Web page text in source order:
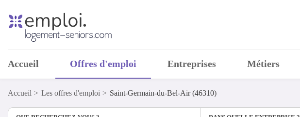
Accueil Offres d'emploi Entreprises Métiers
Accueil Les offres d'emploi Saint-Germain-du-Bel-Air (46310)